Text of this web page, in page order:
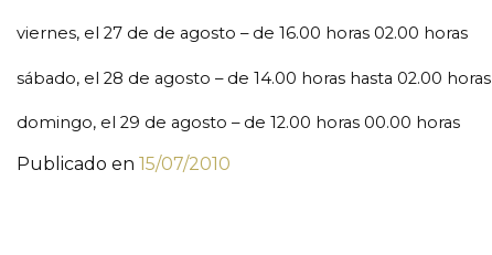
viernes, el 27 de de agosto – de 16.00 horas 02.00 horas
sábado, el 28 de agosto – de 14.00 horas hasta 02.00 horas
domingo, el 29 de agosto – de 12.00 horas 00.00 horas
Publicado en 15/07/2010